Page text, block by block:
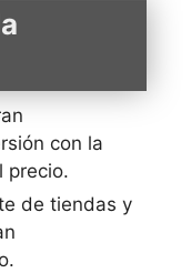
con la
precio.
de tiendas y